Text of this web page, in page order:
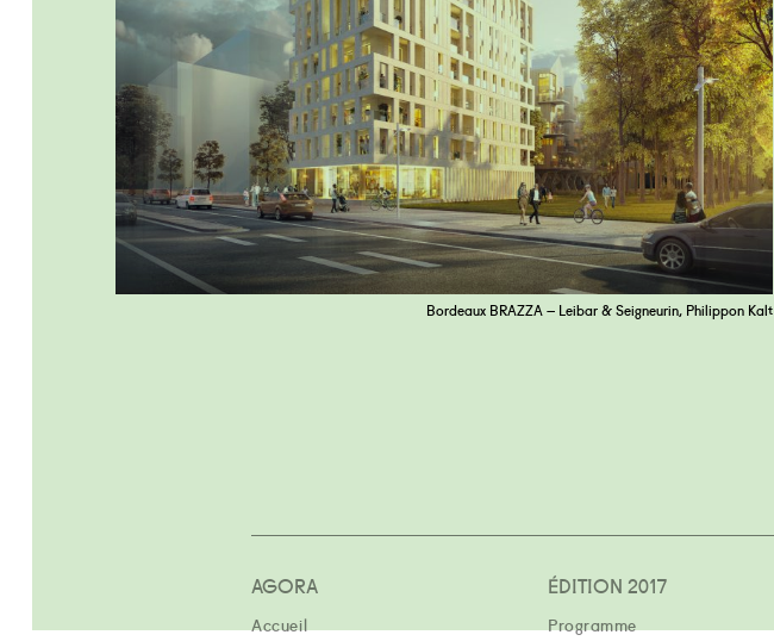
Bordeaux BRAZZA – Leibar & Seigneurin, Philippon Kalt
AGORA
Accueil
ÉDITION 2017
Programme